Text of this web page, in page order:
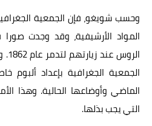
وحسب شويغو، فإن الجمعية
المواد الأرشيفية، وقد وجدت صورا
الجمعية الجغرافية بإعداد
الماضي وأوضاعها الحالية. وهذا
التي يجب بذلها.